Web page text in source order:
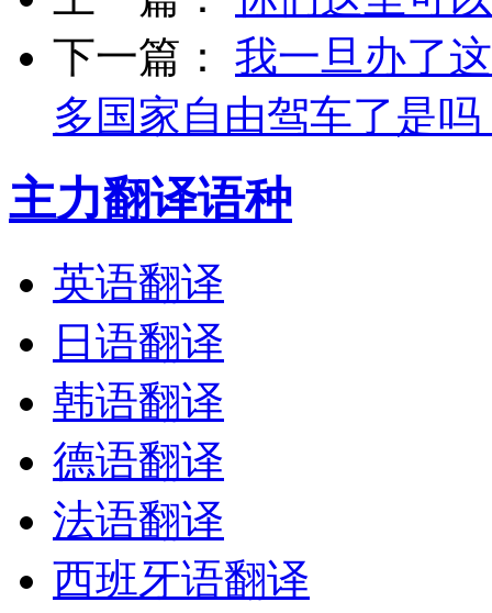
下一篇： 我一旦办了
多国家自由驾车了是吗
主力翻译语种
英语翻译
日语翻译
韩语翻译
德语翻译
法语翻译
西班牙语翻译